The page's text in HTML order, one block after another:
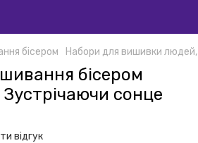
бісером Набори для вишивки
бісером
сонце
відгук